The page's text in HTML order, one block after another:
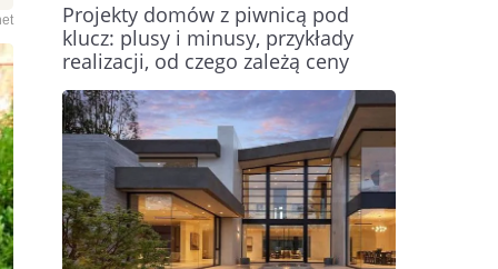
Projekty domów z piwnicą pod
klucz: plusy i minusy, przykłady
realizacji, od czego zależą ceny